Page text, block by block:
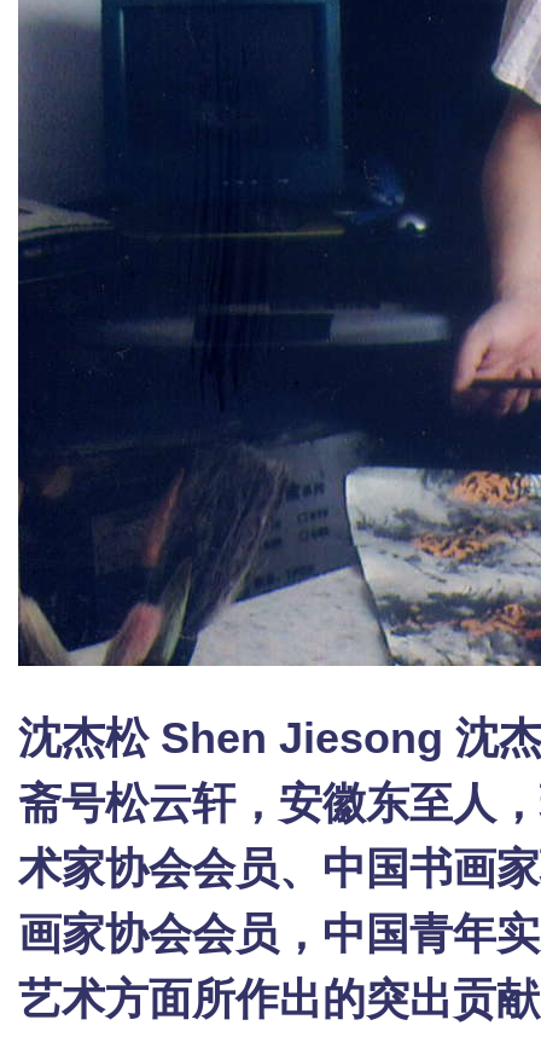
沈杰松 Shen Jiesong 沈
斋号松云轩，安徽东至人
术家协会会员、中国书画
画家协会会员，中国青年
艺术方面所作出的突出贡